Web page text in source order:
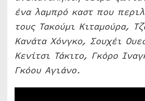
ένα λαμπρό καστ που
τους Τακούμι Κιταμούρα,
Κανάτα Χόνγκο, Σουχέι
Κενίτσι Τάκιτο, Γκόρο
Γκόου Αγιάνο.